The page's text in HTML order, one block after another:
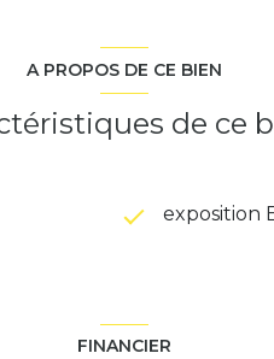
A PROPOS DE CE BIEN
de ce
exposition
FINANCIER